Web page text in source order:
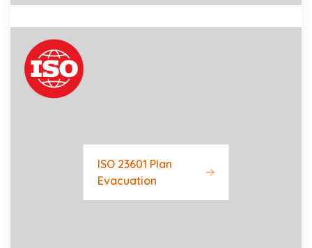
ISO 23601 Plan
Evacuation